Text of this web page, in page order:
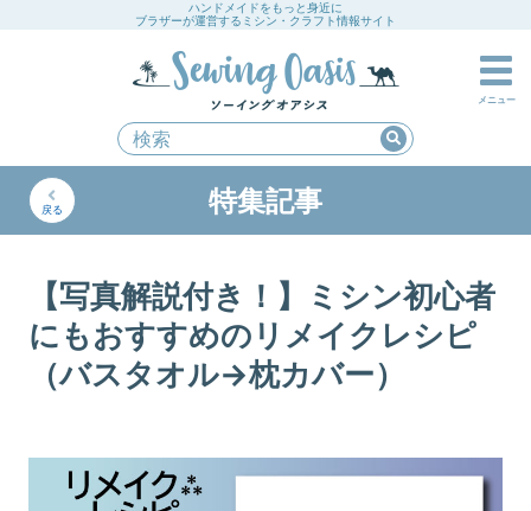
ハンドメイドをもっと身近に
ブラザーが運営するミシン・クラフト情報サイト
メニュー
戻る 特集記事
【写真解説付き！】ミシン初心者
にもおすすめのリメイクレシピ
（バスタオル→枕カバー）